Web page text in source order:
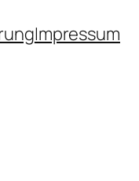
Impressum